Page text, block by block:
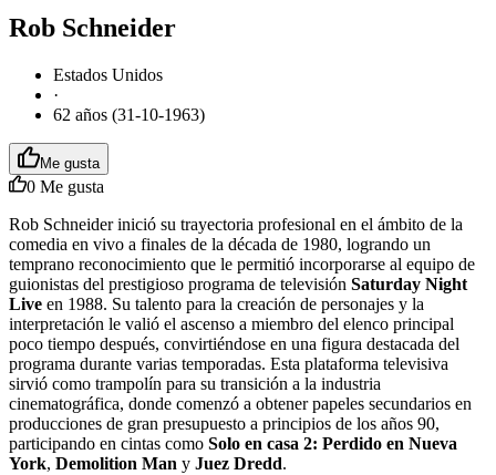
Rob Schneider
Estados Unidos
·
62 años (31-10-1963)
Me gusta
0 Me gusta
Rob Schneider inició su trayectoria profesional en el ámbito de la
comedia en vivo a finales de la década de 1980, logrando un
temprano reconocimiento que le permitió incorporarse al equipo de
guionistas del prestigioso programa de televisión Saturday Night
Live en 1988. Su talento para la creación de personajes y la
interpretación le valió el ascenso a miembro del elenco principal
poco tiempo después, convirtiéndose en una figura destacada del
programa durante varias temporadas. Esta plataforma televisiva
sirvió como trampolín para su transición a la industria
cinematográfica, donde comenzó a obtener papeles secundarios en
producciones de gran presupuesto a principios de los años 90,
participando en cintas como Solo en casa 2: Perdido en Nueva
York, Demolition Man y Juez Dredd.